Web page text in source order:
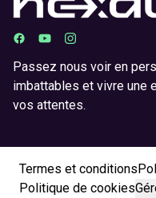
Passez nous voir en
imbattables et vivre une
vos attentes.
Termes et conditions
Politique de cookies